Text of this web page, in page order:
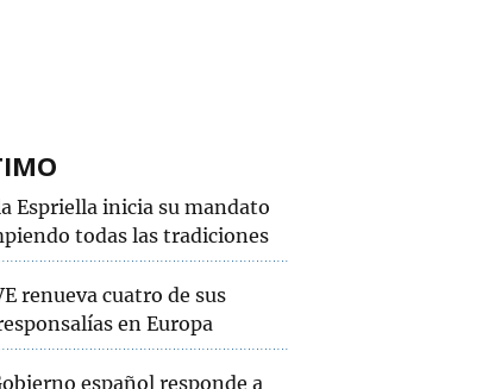
Espriella inicia su mandato
todas las tradiciones
renueva cuatro de sus
en Europa
español responde a